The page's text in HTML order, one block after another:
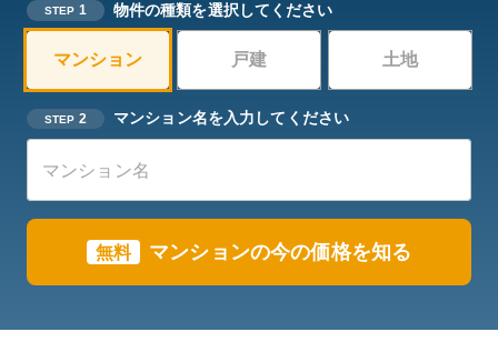
STEP 1 物件の種類を選択してください
マンション 戸建 土地
STEP 2 マンション名を入力してください
無料 マンションの今の価格を知る